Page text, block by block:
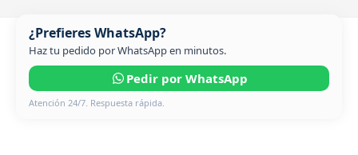
¿Prefieres WhatsApp?
Haz tu pedido por WhatsApp en minutos.
Pedir por WhatsApp
Atención 24/7. Respuesta rápida.